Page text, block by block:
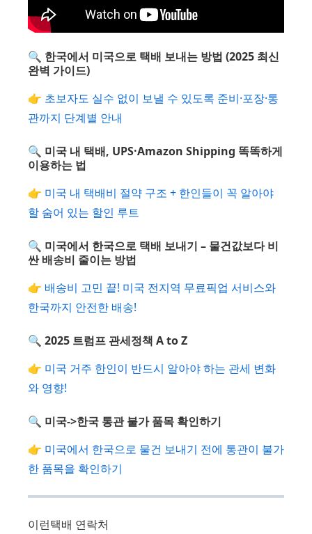
🔍 한국에서 미국으로 택배 보내는 방법 (2025 최신
완벽 가이드)
👉 초보자도 실수 없이 보낼 수 있도록 준비·포장·통
관까지 단계별 안내
🔍 미국 내 택배, UPS·Amazon Shipping 똑똑하게
이용하는 법
👉 미국 내 택배비 절약 구조 + 한인들이 꼭 알아야
할 숨어 있는 할인 루트
🔍 미국에서 한국으로 택배 보내기 – 물건값보다 비
싼 배송비 줄이는 방법
👉 배송비 고민 끝! 미국 전지역 무료픽업 서비스와
한국까지 안전한 배송!
🔍 2025 트럼프 관세정책 A to Z
👉 미국 거주 한인이 반드시 알아야 하는 관세 변화
와 영향!
🔍 미국->한국 통관 불가 품목 확인하기
👉 미국에서 한국으로 물건 보내기 전에 통관이 불가
한 품목을 확인하기
이런택배 연락처